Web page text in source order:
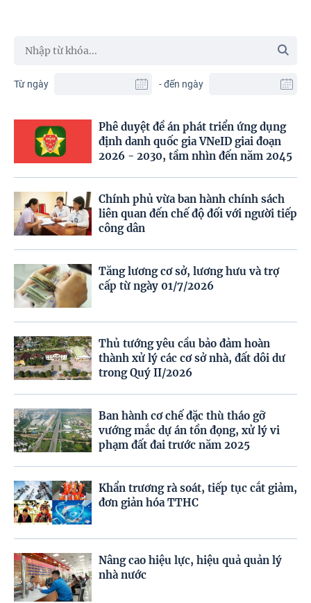
Từ ngày - đến ngày
Phê duyệt đề án phát triển ứng dụng
định danh quốc gia VNeID giai đoạn
2026 - 2030, tầm nhìn đến năm 2045
Chính phủ vừa ban hành chính sách
liên quan đến chế độ đối với người tiếp
công dân
Tăng lương cơ sở, lương hưu và trợ
cấp từ ngày 01/7/2026
Thủ tướng yêu cầu bảo đảm hoàn
thành xử lý các cơ sở nhà, đất dôi dư
trong Quý II/2026
Ban hành cơ chế đặc thù tháo gỡ
vướng mắc dự án tồn đọng, xử lý vi
phạm đất đai trước năm 2025
Khẩn trương rà soát, tiếp tục cắt giảm,
đơn giản hóa TTHC
Nâng cao hiệu lực, hiệu quả quản lý
nhà nước